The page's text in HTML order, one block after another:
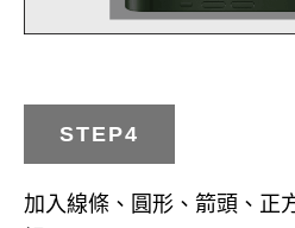
STEP4
加入線條、圓形、箭頭、正